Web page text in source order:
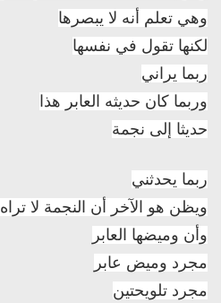
وهي تعلم أنه لا يبصرها
لكنها تقول في نفسها
ربما يراني
وربما كان حديثه العابر هذا
حديثا إلى نجمة
ربما يحدثني
ويظن هو الآخر أن النجمة لا تراه
وأن وميضها العابر
مجرد وميض عابر
مجرد تلويحتين